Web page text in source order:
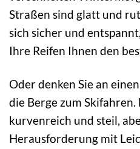
Straßen sind glatt und
sich sicher und
Ihre Reifen Ihnen den
Oder denken Sie an
die Berge zum
kurvenreich und steil,
Herausforderung mit